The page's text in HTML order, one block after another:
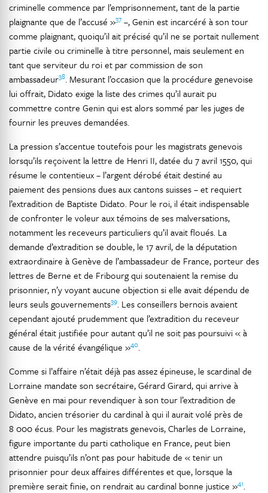
criminelle commence par l’emprisonnement, tant de la partie
plaignante que de l’accusé »37 –, Genin est incarcéré à son tour
comme plaignant, quoiqu’il ait précisé qu’il ne se portait nullement
partie civile ou criminelle à titre personnel, mais seulement en
tant que serviteur du roi et par commission de son
ambassadeur38. Mesurant l’occasion que la procédure genevoise
lui offrait, Didato exige la liste des crimes qu’il aurait pu
commettre contre Genin qui est alors sommé par les juges de
fournir les preuves demandées.
La pression s’accentue toutefois pour les magistrats genevois
lorsqu’ils reçoivent la lettre de Henri II, datée du 7 avril 1550, qui
résume le contentieux – l’argent dérobé était destiné au
paiement des pensions dues aux cantons suisses – et requiert
l’extradition de Baptiste Didato. Pour le roi, il était indispensable
de confronter le voleur aux témoins de ses malversations,
notamment les receveurs particuliers qu’il avait floués. La
demande d’extradition se double, le 17 avril, de la députation
extraordinaire à Genève de l’ambassadeur de France, porteur des
lettres de Berne et de Fribourg qui soutenaient la remise du
prisonnier, n’y voyant aucune objection si elle avait dépendu de
leurs seuls gouvernements39. Les conseillers bernois avaient
cependant ajouté prudemment que l’extradition du receveur
général était justifiée pour autant qu’il ne soit pas poursuivi « à
cause de la vérité évangélique »40.
Comme si l’affaire n’était déjà pas assez épineuse, le scardinal de
Lorraine mandate son secrétaire, Gérard Girard, qui arrive à
Genève en mai pour revendiquer à son tour l’extradition de
Didato, ancien trésorier du cardinal à qui il aurait volé près de
8 000 écus. Pour les magistrats genevois, Charles de Lorraine,
figure importante du parti catholique en France, peut bien
attendre puisqu’ils n’ont pas pour habitude de « tenir un
prisonnier pour deux affaires différentes et que, lorsque la
première serait finie, on rendrait au cardinal bonne justice »41.